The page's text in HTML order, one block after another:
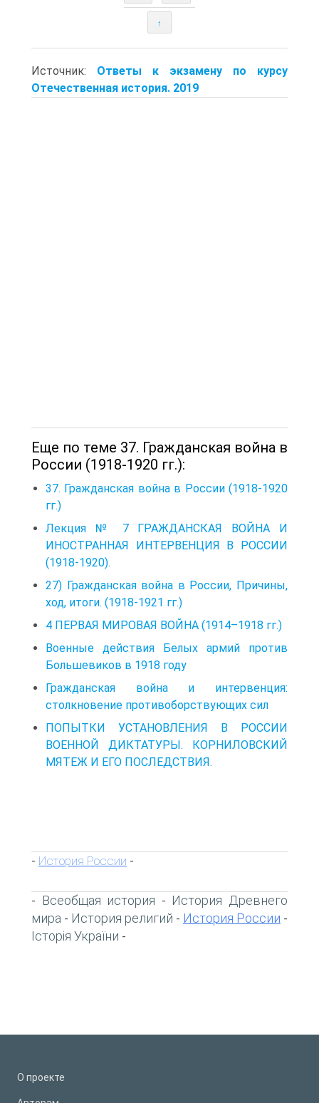
↑
Источник: Ответы к экзамену по курсу
Отечественная история. 2019
Еще по теме 37. Гражданская война в
России (1918-1920 гг.):
37. Гражданская война в России (1918-1920
гг.)
Лекция № 7 ГРАЖДАНСКАЯ ВОЙНА И
ИНОСТРАННАЯ ИНТЕРВЕНЦИЯ В РОССИИ
(1918-1920).
27) Гражданская война в России, Причины,
ход, итоги. (1918-1921 гг.)
4 ПЕРВАЯ МИРОВАЯ ВОЙНА (1914–1918 гг.)
Военные действия Белых армий против
Большевиков в 1918 году
Гражданская война и интервенция:
столкновение противоборствующих сил
ПОПЫТКИ УСТАНОВЛЕНИЯ В РОССИИ
ВОЕННОЙ ДИКТАТУРЫ. КОРНИЛОВСКИЙ
МЯТЕЖ И ЕГО ПОСЛЕДСТВИЯ.
- История России -
- Всеобщая история - История Древнего
мира - История религий - История России -
Історія України -
О проекте